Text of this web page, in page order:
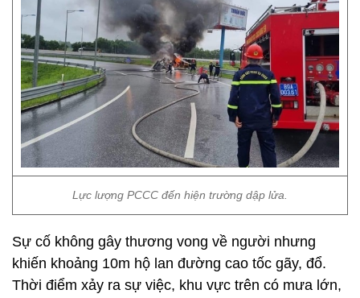
Lực lượng PCCC đến hiện trường dập lửa.
Sự cố không gây thương vong về người nhưng
khiến khoảng 10m hộ lan đường cao tốc gãy, đổ.
Thời điểm xảy ra sự việc, khu vực trên có mưa lớn,